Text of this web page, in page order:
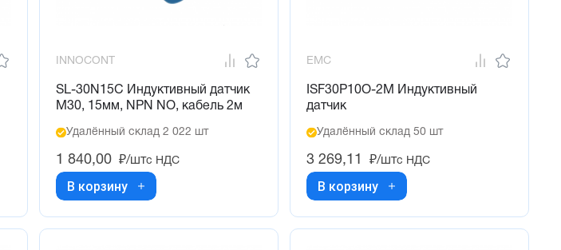
INNOCONT
SL-30N15C Индуктивный датчик
М30, 15мм, NPN NO, кабель 2м
Удалённый склад 2 022 шт
1 840,00 ₽/штс НДС
В корзину
EMC
ISF30P10O-2M Индуктивный
датчик
Удалённый склад 50 шт
3 269,11 ₽/штс НДС
В корзину